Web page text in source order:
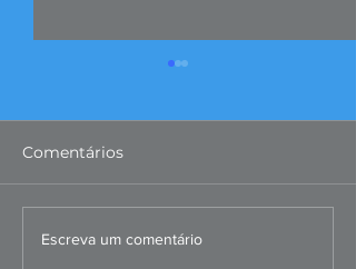
FIERGS: corte da Selic é
Comentários
Escreva um comentário